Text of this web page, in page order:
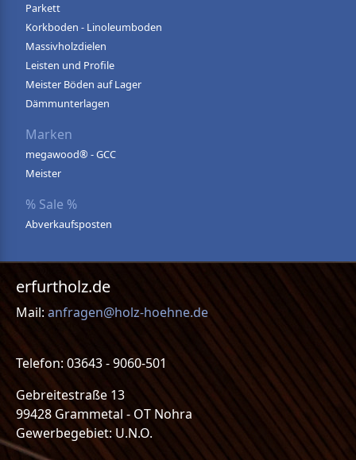
Parkett
Korkboden - Linoleumboden
Massivholzdielen
Leisten und Profile
Meister Böden auf Lager
Dämmunterlagen
Marken
megawood® - GCC
Meister
% Sale %
Abverkaufsposten
erfurtholz.de
Mail: anfragen@holz-hoehne.de
Telefon: 03643 - 9060-501
Gebreitestraße 13
99428 Grammetal - OT Nohra
Gewerbegebiet: U.N.O.